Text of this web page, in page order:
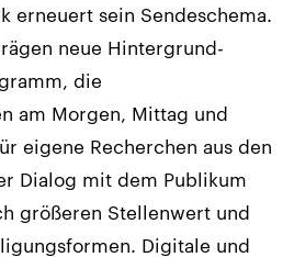
erneuert sein Sendeschema.
neue Hintergrund-
die
am Morgen, Mittag und
eigene Recherchen aus den
Dialog mit dem Publikum
größeren Stellenwert und
Digitale und